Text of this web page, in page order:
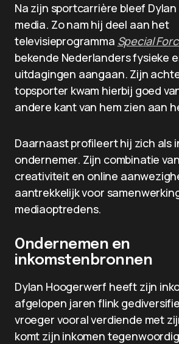
Na zijn sportcarrière bleef
media. Zo nam hij deel aan het
televisieprogramma Special
bekende Nederlanders fysieke
uitdagingen aangaan. Zijn
topsporter kwam hierbij goed
andere kant van hem zien aan
Daarnaast profileert hij zich als
ondernemer. Zijn combinatie
creativiteit en online
aantrekkelijk voor
mediaoptredens.
Ondernemen en
inkomstenbronnen
Dylan Hoogerwerf heeft zijn
afgelopen jaren flink
vroeger vooral verdiende met
komt zijn inkomen